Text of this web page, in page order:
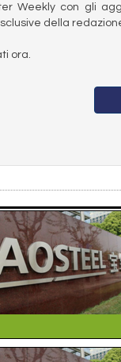
Weekly con gli
della
ora.